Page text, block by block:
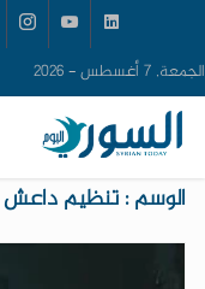
الجمعة, 7 أغسطس - 2026
الوسم : تنظيم داعش